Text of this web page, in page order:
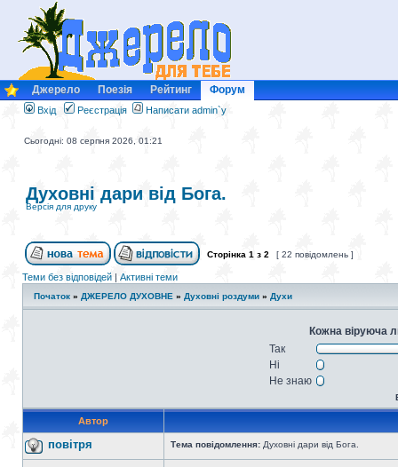
Джерело Поезія Рейтинг Форум
Вхід Реєстрація Написати admin`у
Сьогодні: 08 серпня 2026, 01:21
Духовні дари від Бога.
Версія для друку
Сторінка 1 з 2 [ 22 повідомлень ]
Теми без відповідей | Активні теми
Початок » ДЖЕРЕЛО ДУХОВНЕ » Духовні роздуми » Духи
Кожна віруюча
Так
Ні
Не знаю
Автор
повітря Тема повідомлення: Духовні дари від Бога.